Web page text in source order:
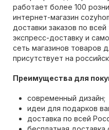
работает более 100
интернет-магазин
доставки заказов по
экспресс-доставку и
сеть магазинов товаров
присутствует на
Преимущества для
современный дизайн;
идеи для подарков
доставка по всей